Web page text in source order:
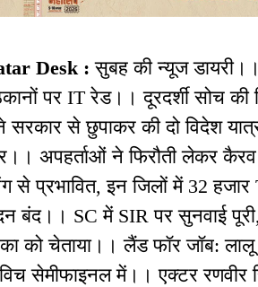
Desk : सुबह की न्यूज
पर IT रेड।। दूरदर्शी सोच
सरकार से छुपाकर की दो विदेश
अपहर्ताओं ने फिरौती लेकर
से प्रभावित, इन जिलों में 32
बंद।। SC में SIR पर सुनवाई
को चेताया।। लैंड फॉर जॉब:
सेमीफाइनल में।। एक्टर